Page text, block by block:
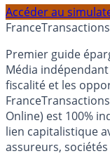
profil et horizon de
France
Premier guide
Média
fiscalité et les
Online) est 100%